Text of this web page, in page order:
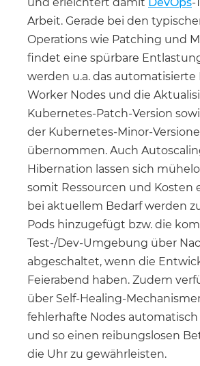
Arbeit. Gerade bei den
Operations wie Patching und
findet eine spürbare
werden u.a. das
Worker Nodes und die
Kubernetes-Patch-Version
der Kubernetes-Minor-
übernommen. Auch
Hibernation lassen sich
somit Ressourcen und Kosten
bei aktuellem Bedarf werden
Pods hinzugefügt bzw. die
Test-/Dev-Umgebung über
abgeschaltet, wenn die
Feierabend haben. Zudem
über Self-Healing-
fehlerhafte Nodes automatisch
und so einen reibungslosen
die Uhr zu gewährleisten.